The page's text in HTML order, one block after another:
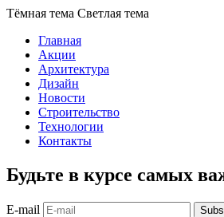
Тёмная тема Светлая тема
Главная
Акции
Архитектура
Дизайн
Новости
Строительство
Технологии
Контакты
Будьте в курсе самых
E-mail